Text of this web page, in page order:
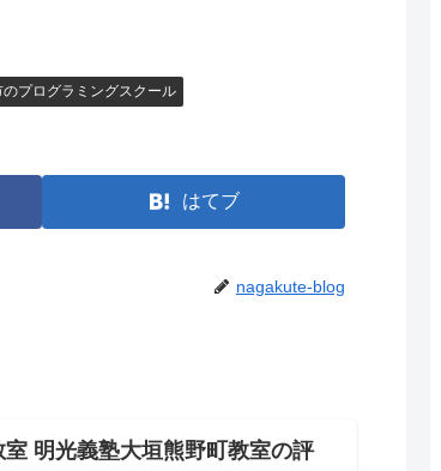
のプログラミングスクール
はてブ
nagakute-blog
明光義塾大垣熊野町教室の評